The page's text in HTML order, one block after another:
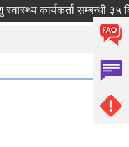
कार्यकर्ता सम्बन्धी ३५